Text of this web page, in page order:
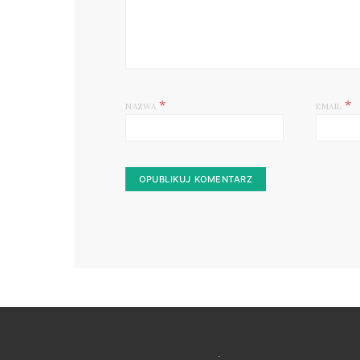
NAZWA * EMAIL*